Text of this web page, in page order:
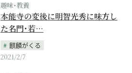
趣味･教養
本能寺の変後に明智光秀に味方し
た名門･若…
麒麟がくる
2021/2/7